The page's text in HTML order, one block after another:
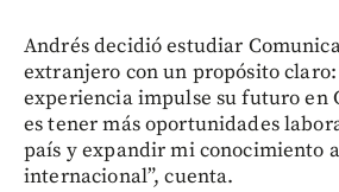
Andrés decidió estudiar
extranjero con un propósito claro:
experiencia impulse su futuro en
es tener más oportunidades
país y expandir mi conocimiento
internacional”, cuenta.